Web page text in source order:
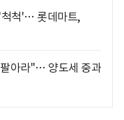
척척'… 롯데마트,
아라"… 양도세 중과